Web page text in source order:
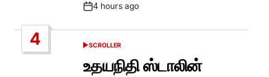
Post4 hours ago
4
POSTED
SCROLLER
உதயநிதி ஸ்டாலின்